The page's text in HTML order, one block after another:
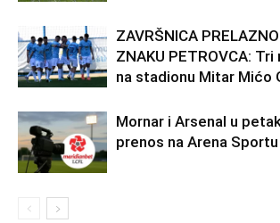
ZAVRŠNICA
ZNAKU PETROVCA:
na stadionu Mitar Mićo
Mornar i Arsenal u
prenos na Arena Sportu